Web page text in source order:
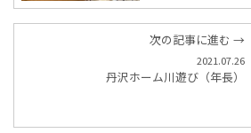
次の記事に進む →
2021.07.26
丹沢ホーム川遊び（年長）